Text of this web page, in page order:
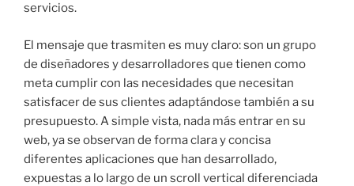
servicios.
El mensaje que trasmiten es muy claro: son un grupo
de diseñadores y desarrolladores que tienen como
meta cumplir con las necesidades que necesitan
satisfacer de sus clientes adaptándose también a su
presupuesto. A simple vista, nada más entrar en su
web, ya se observan de forma clara y concisa
diferentes aplicaciones que han desarrollado,
expuestas a lo largo de un scroll vertical diferenciada